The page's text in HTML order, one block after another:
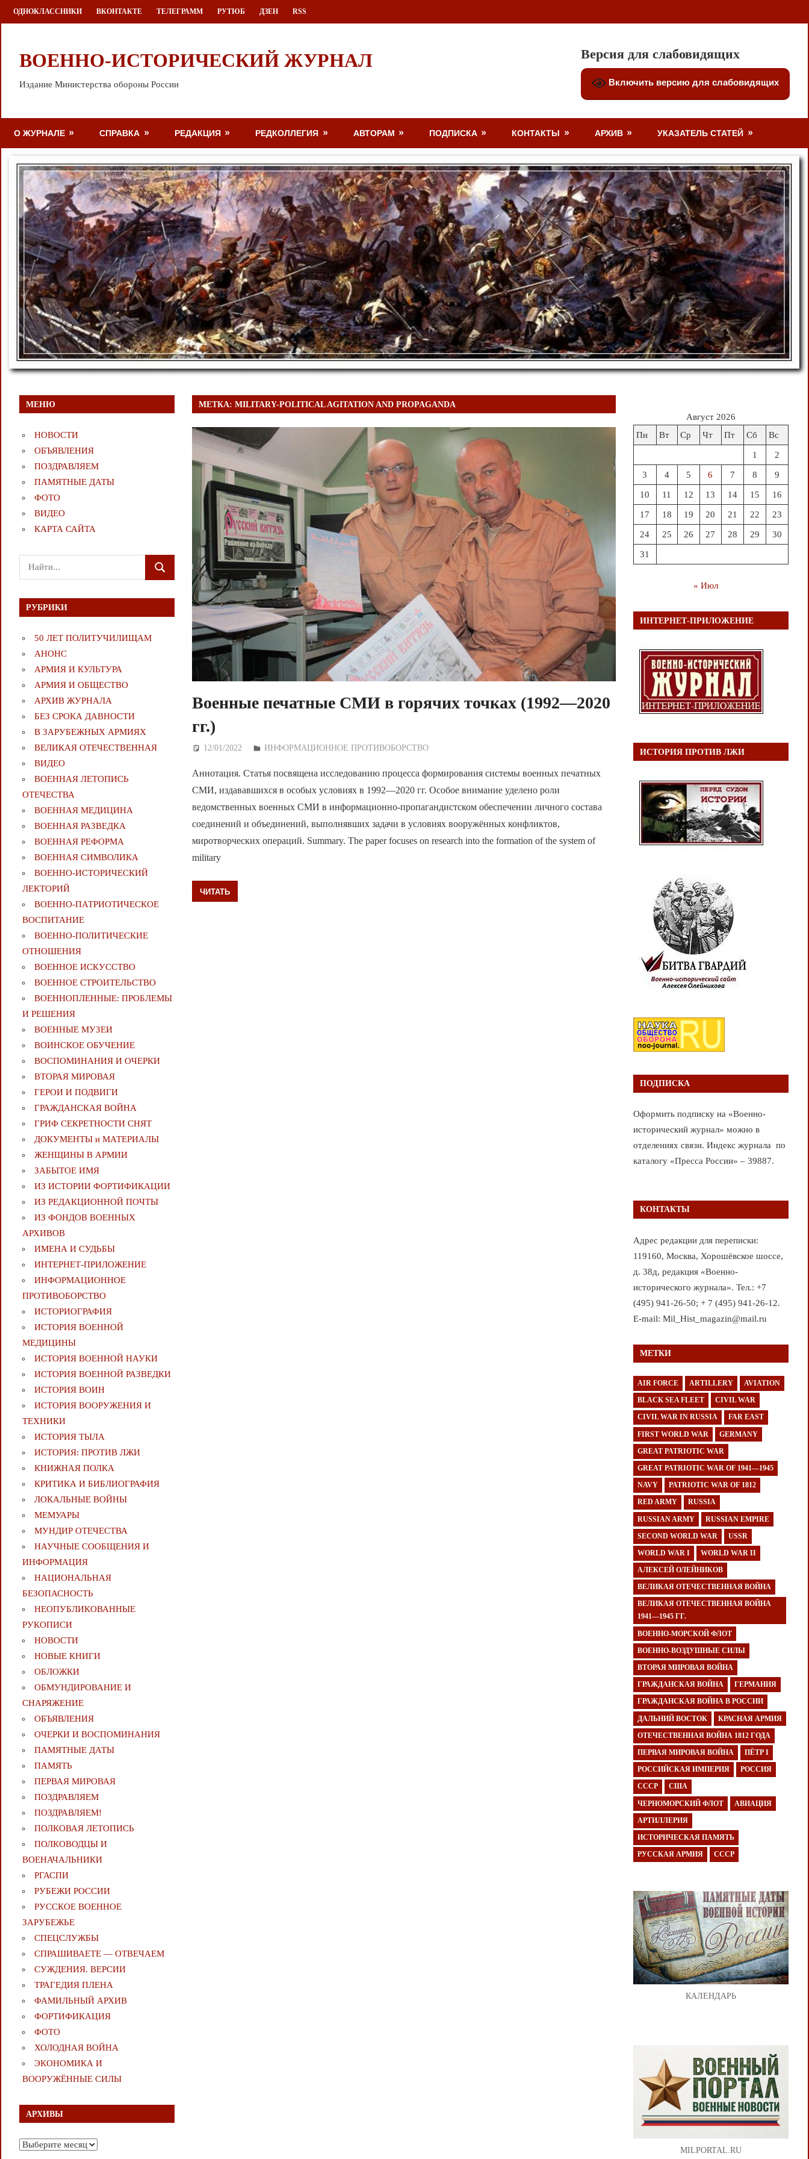
Перейти
к
ОДНОКЛАССНИКИ ВКОНТАКТЕ ТЕЛЕГРАММ РУТЮБ ДЗЕН RSS
ВОЕННО-ИСТОРИЧЕСКИЙ ЖУРНАЛ
Издание Министерства обороны России
Версия для слабовидящих
Включить версию для слабовидящих
О ЖУРНАЛЕ СПРАВКА РЕДАКЦИЯ РЕДКОЛЛЕГИЯ АВТОРАМ ПОДПИСКА КОНТАКТЫ АРХИВ УКАЗАТЕЛЬ СТАТЕЙ
МЕТКА:MILITARY-POLITICAL AGITATION AND PROPAGANDA
Военные печатные СМИ в горячих точках (1992—2020
гг.)
12/01/2022 Дежурный по Редакции
ИНФОРМАЦИОННОЕ ПРОТИВОБОРСТВО
Аннотация. Статья посвящена исследованию процесса формирования системы военных печатных
СМИ, издававшихся в особых условиях в 1992—2020 гг. Особое внимание уделено роли
ведомственных военных СМИ в информационно-пропагандистском обеспечении личного состава
соединений и объединений, выполнявших задачи в условиях вооружённых конфликтов,
миротворческих операций. Summary. The paper focuses on research into the formation of the system of
military
ЧИТАТЬ
МЕНЮ
НОВОСТИ
ОБЪЯВЛЕНИЯ
ПОЗДРАВЛЯЕМ
ПАМЯТНЫЕ ДАТЫ
ФОТО
ВИДЕО
КАРТА САЙТА
Поиск
для:
ПОИСК
РУБРИКИ
50 ЛЕТ ПОЛИТУЧИЛИЩАМ
АНОНС
АРМИЯ И КУЛЬТУРА
АРМИЯ И ОБЩЕСТВО
АРХИВ ЖУРНАЛА
БЕЗ СРОКА ДАВНОСТИ
В ЗАРУБЕЖНЫХ АРМИЯХ
ВЕЛИКАЯ ОТЕЧЕСТВЕННАЯ
ВИДЕО
ВОЕННАЯ ЛЕТОПИСЬ
ОТЕЧЕСТВА
ВОЕННАЯ МЕДИЦИНА
ВОЕННАЯ РАЗВЕДКА
ВОЕННАЯ РЕФОРМА
ВОЕННАЯ СИМВОЛИКА
ВОЕННО-ИСТОРИЧЕСКИЙ
ЛЕКТОРИЙ
ВОЕННО-ПАТРИОТИЧЕСКОЕ
ВОСПИТАНИЕ
ВОЕННО-ПОЛИТИЧЕСКИE
ОТНОШЕНИЯ
ВОЕННОЕ ИСКУССТВО
ВОЕННОЕ СТРОИТЕЛЬСТВО
ВОЕННОПЛЕННЫЕ: ПРОБЛЕМЫ
И РЕШЕНИЯ
ВОЕННЫЕ МУЗЕИ
ВОИНСКОЕ ОБУЧЕНИЕ
ВОСПОМИНАНИЯ И ОЧЕРКИ
ВТОРАЯ МИРОВАЯ
ГЕРОИ И ПОДВИГИ
ГРАЖДАНСКАЯ ВОЙНА
ГРИФ СЕКРЕТНОСТИ СНЯТ
ДОКУМЕНТЫ и МАТЕРИАЛЫ
ЖЕНЩИНЫ В АРМИИ
ЗАБЫТОЕ ИМЯ
ИЗ ИСТОРИИ ФОРТИФИКАЦИИ
ИЗ РЕДАКЦИОННОЙ ПОЧТЫ
ИЗ ФОНДОВ ВОЕННЫХ
АРХИВОВ
ИМЕНА И СУДЬБЫ
ИНТЕРНЕТ-ПРИЛОЖЕНИЕ
ИНФОРМАЦИОННОЕ
ПРОТИВОБОРСТВО
ИСТОРИОГРАФИЯ
ИСТОРИЯ ВОЕННОЙ
МЕДИЦИНЫ
ИСТОРИЯ ВОЕННОЙ НАУКИ
ИСТОРИЯ ВОЕННОЙ РАЗВЕДКИ
ИСТОРИЯ ВОИН
ИСТОРИЯ ВООРУЖЕНИЯ И
ТЕХНИКИ
ИСТОРИЯ ТЫЛА
ИСТОРИЯ: ПРОТИВ ЛЖИ
КНИЖНАЯ ПОЛКА
КРИТИКА И БИБЛИОГРАФИЯ
ЛОКАЛЬНЫЕ ВОЙНЫ
МЕМУАРЫ
МУНДИР ОТЕЧЕСТВА
НАУЧНЫЕ СООБЩЕНИЯ И
ИНФОРМАЦИЯ
НАЦИОНАЛЬНАЯ
БЕЗОПАСНОСТЬ
НЕОПУБЛИКОВАННЫЕ
РУКОПИСИ
НОВОСТИ
НОВЫЕ КНИГИ
ОБЛОЖКИ
ОБМУНДИРОВАНИЕ И
СНАРЯЖЕНИЕ
ОБЪЯВЛЕНИЯ
ОЧЕРКИ И ВОСПОМИНАНИЯ
ПАМЯТНЫЕ ДАТЫ
ПАМЯТЬ
ПЕРВАЯ МИРОВАЯ
ПОЗДРАВЛЯЕМ
ПОЗДРАВЛЯЕМ!
ПОЛКОВАЯ ЛЕТОПИСЬ
ПОЛКОВОДЦЫ И
ВОЕНАЧАЛЬНИКИ
РГАСПИ
РУБЕЖИ РОССИИ
РУССКОЕ ВОЕННОЕ
ЗАРУБЕЖЬЕ
СПЕЦСЛУЖБЫ
СПРАШИВАЕТЕ — ОТВЕЧАЕМ
СУЖДЕНИЯ. ВЕРСИИ
ТРАГЕДИЯ ПЛЕНА
ФАМИЛЬНЫЙ АРХИВ
ФОРТИФИКАЦИЯ
ФОТО
ХОЛОДНАЯ ВОЙНА
ЭКОНОМИКА И
ВООРУЖЁННЫЕ СИЛЫ
АРХИВЫ
Архивы
Август 2026
Пн
Вт Ср Чт Пт Сб Вс
1 2
3 4 5 6 7 8 9
10 11 12 13 14 15 16
17 18 19 20 21 22 23
24 25 26 27 28 29 30
31
« Июл
ИНТЕРНЕТ-ПРИЛОЖЕНИЕ
ИСТОРИЯ ПРОТИВ ЛЖИ
ПОДПИСКА
Оформить подписку на «Военно-
исторический журнал» можно в
отделениях связи. Индекс журнала по
каталогу «Пресса России» – 39887.
КОНТАКТЫ
Адрес редакции для переписки:
119160, Москва, Хорошёвское шоссе,
д. 38д, редакция «Военно-
исторического журнала». Тел.: +7
(495) 941-26-50; + 7 (495) 941-26-12.
E-mail: Mil_Hist_magazin@mail.ru
МЕТКИ
AIR FORCE ARTILLERY AVIATION
BLACK SEA FLEET CIVIL WAR
CIVIL WAR IN RUSSIA FAR EAST
FIRST WORLD WAR GERMANY
GREAT PATRIOTIC WAR
GREAT PATRIOTIC WAR OF 1941—1945
NAVY PATRIOTIC WAR OF 1812
RED ARMY RUSSIA
RUSSIAN ARMY RUSSIAN EMPIRE
SECOND WORLD WAR USSR
WORLD WAR I WORLD WAR II
АЛЕКСЕЙ ОЛЕЙНИКОВ
ВЕЛИКАЯ ОТЕЧЕСТВЕННАЯ ВОЙНА
ВЕЛИКАЯ ОТЕЧЕСТВЕННАЯ ВОЙНА
1941—1945 ГГ.
ВОЕННО-МОРСКОЙ ФЛОТ
ВОЕННО-ВОЗДУШНЫЕ СИЛЫ
ВТОРАЯ МИРОВАЯ ВОЙНА
ГРАЖДАНСКАЯ ВОЙНА ГЕРМАНИЯ
ГРАЖДАНСКАЯ ВОЙНА В РОССИИ
ДАЛЬНИЙ ВОСТОК КРАСНАЯ АРМИЯ
ОТЕЧЕСТВЕННАЯ ВОЙНА 1812 ГОДА
ПЕРВАЯ МИРОВАЯ ВОЙНА ПЁТР I
РОССИЙСКАЯ ИМПЕРИЯ РОССИЯ
СССР США
ЧЕРНОМОРСКИЙ ФЛОТ АВИАЦИЯ
АРТИЛЛЕРИЯ
ИСТОРИЧЕСКАЯ ПАМЯТЬ
РУССКАЯ АРМИЯ СССР
КАЛЕНДАРЬ
MILPORTAL.RU